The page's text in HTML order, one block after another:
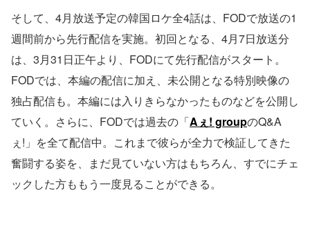
そして、4月放送予定の韓国ロケ全4話は、FODで放送の1
週間前から先行配信を実施。初回となる、4月7日放送分
は、3月31日正午より、FODにて先行配信がスタート。
FODでは、本編の配信に加え、未公開となる特別映像の
独占配信も。本編には入りきらなかったものなどを公開し
ていく。さらに、FODでは過去の「Aぇ! groupのQ&A
ぇ!」を全て配信中。これまで彼らが全力で検証してきた
奮闘する姿を、まだ見ていない方はもちろん、すでにチェ
ックした方ももう一度見ることができる。